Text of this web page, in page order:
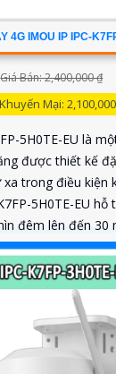
4G IMOU IP IPC-
Giá Bán: 2,400,000 ₫
Mại:
5H0TE-EU là
được thiết kế
trong điều kiện
5H0TE-EU
đêm lên đến 30